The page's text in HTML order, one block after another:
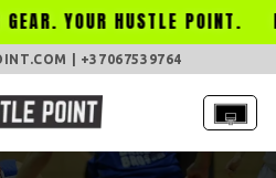
YOUR HUSTLE POINT.
| +37067539764